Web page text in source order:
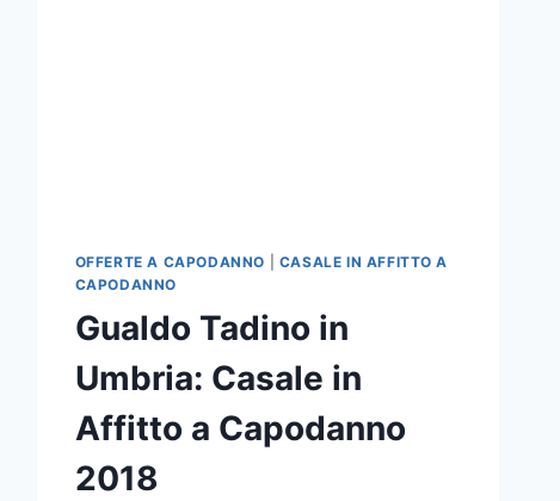
OFFERTE A CAPODANNO
CASALE IN AFFITTO A
CAPODANNO
Gualdo Tadino in
Umbria: Casale in
Affitto a Capodanno
2018